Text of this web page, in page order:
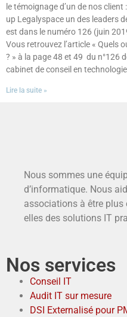
le témoignage d’un de nos
up Legalyspace un des leaders
est dans le numéro 126 (juin
Vous retrouvez l’article « Quels
? » à la page 48 et 49 du n°126
cabinet de conseil en
Lire la suite »
Nous sommes une
d’informatique. Nous
associations à être
elles des solutions IT
Nos services
Conseil IT
Audit IT sur mesure
DSI Externalisé pour